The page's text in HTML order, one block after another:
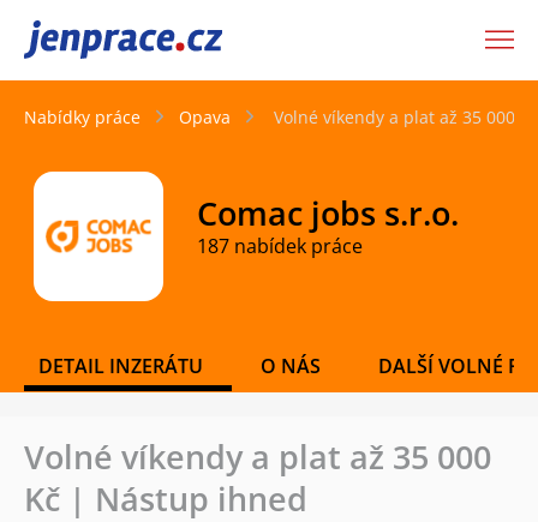
JenPráce.cz
Nabídky práce Opava Volné víkendy a plat až 35 000
Comac jobs s.r.o.
187 nabídek práce
DETAIL INZERÁTU O NÁS DALŠÍ VOLNÉ
Volné víkendy a plat až 35 000
Kč | Nástup ihned